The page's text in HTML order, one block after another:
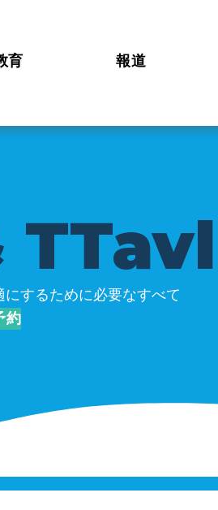
育 報道
TTavl
するために必要なすべて
約